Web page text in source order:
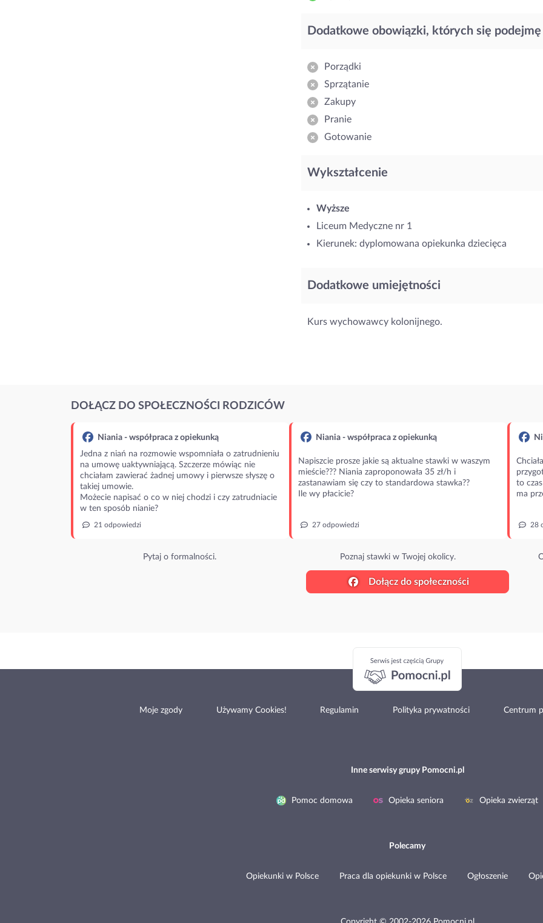
Dodatkowe obowiązki, których się podejmę
Porządki
Sprzątanie
Zakupy
Pranie
Gotowanie
Wykształcenie
Wyższe
Liceum Medyczne nr 1
Kierunek: dyplomowana opiekunka dziecięca
Dodatkowe umiejętności
Kurs wychowawcy kolonijnego.
DOŁĄCZ DO SPOŁECZNOŚCI RODZICÓW
Niania - współpraca z opiekunką
Jedna z niań na rozmowie wspomniała o zatrudnieniu
na umowę uaktywniającą. Szczerze mówiąc nie
chciałam zawierać żadnej umowy i pierwsze słyszę o
takiej umowie.
Możecie napisać o co w niej chodzi i czy zatrudniacie
w ten sposób nianie?
21 odpowiedzi
Pytaj o formalności.
Niania - współpraca z opiekunką
Napiszcie prosze jakie są aktualne stawki w waszym
mieście??? Niania zaproponowała 35 zł/h i
zastanawiam się czy to standardowa stawka??
Ile wy płacicie?
27 odpowiedzi
Poznaj stawki w Twojej okolicy.
to
ma
28
Dołącz do społeczności
Moje zgody Używamy Cookies! Regulamin Polityka prywatności Centrum
Inne serwisy grupy Pomocni.pl
Pomoc domowa Opieka seniora Opieka zwierząt
Polecamy
Opiekunki w Polsce Praca dla opiekunki w Polsce Ogłoszenie